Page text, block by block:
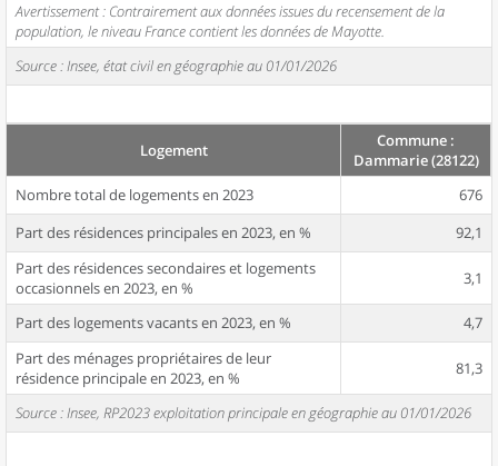
Avertissement : Contrairement aux données issues du recensement de la
population, le niveau France contient les données de Mayotte.
Source : Insee, état civil en géographie au 01/01/2026
Logement
Commune :
Dammarie (28122)
Nombre total de logements en 2023
676
Part des résidences principales en 2023, en %
92,1
Part des résidences secondaires et logements
occasionnels en 2023, en %
3,1
Part des logements vacants en 2023, en %
4,7
Part des ménages propriétaires de leur
résidence principale en 2023, en %
81,3
Source : Insee, RP2023 exploitation principale en géographie au 01/01/2026